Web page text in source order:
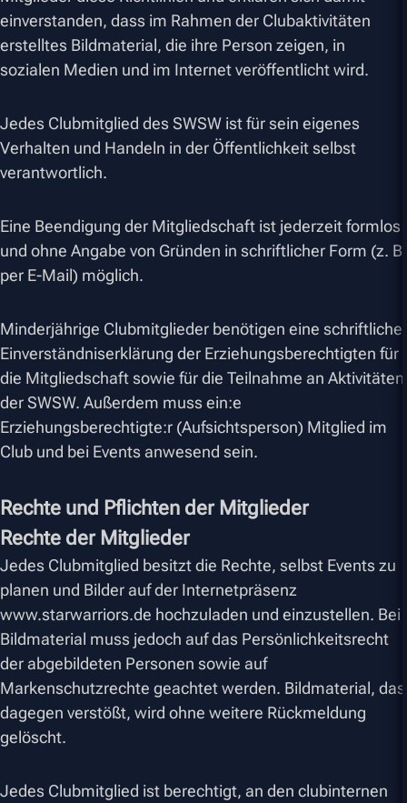
einverstanden, dass im Rahmen der Clubaktivitäten
erstelltes Bildmaterial, die ihre Person zeigen, in
sozialen Medien und im Internet veröffentlicht wird.
Jedes Clubmitglied des SWSW ist für sein eigenes
Verhalten und Handeln in der Öffentlichkeit selbst
verantwortlich.
Eine Beendigung der Mitgliedschaft ist jederzeit formlos
und ohne Angabe von Gründen in schriftlicher Form (z. B.
per E-Mail) möglich.
Minderjährige Clubmitglieder benötigen eine schriftliche
Einverständniserklärung der Erziehungsberechtigten für
die Mitgliedschaft sowie für die Teilnahme an Aktivitäten
der SWSW. Außerdem muss ein:e
Erziehungsberechtigte:r (Aufsichtsperson) Mitglied im
Club und bei Events anwesend sein.
Rechte und Pflichten der Mitglieder
Rechte der Mitglieder
Jedes Clubmitglied besitzt die Rechte, selbst Events zu
planen und Bilder auf der Internetpräsenz
www.starwarriors.de hochzuladen und einzustellen. Bei
Bildmaterial muss jedoch auf das Persönlichkeitsrecht
der abgebildeten Personen sowie auf
Markenschutzrechte geachtet werden. Bildmaterial, das
dagegen verstößt, wird ohne weitere Rückmeldung
gelöscht.
Jedes Clubmitglied ist berechtigt, an den clubinternen